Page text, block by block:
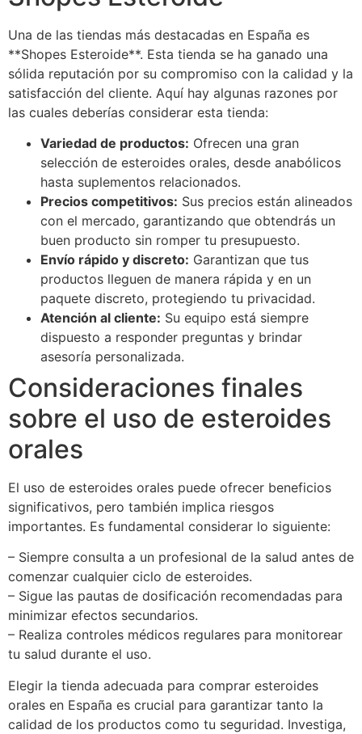
Una de las tiendas más destacadas en España es
**Shopes Esteroide**. Esta tienda se ha ganado una
sólida reputación por su compromiso con la calidad y la
satisfacción del cliente. Aquí hay algunas razones por
las cuales deberías considerar esta tienda:
Variedad de productos: Ofrecen una gran
selección de esteroides orales, desde anabólicos
hasta suplementos relacionados.
Precios competitivos: Sus precios están alineados
con el mercado, garantizando que obtendrás un
buen producto sin romper tu presupuesto.
Envío rápido y discreto: Garantizan que tus
productos lleguen de manera rápida y en un
paquete discreto, protegiendo tu privacidad.
Atención al cliente: Su equipo está siempre
dispuesto a responder preguntas y brindar
asesoría personalizada.
Consideraciones finales
sobre el uso de esteroides
orales
El uso de esteroides orales puede ofrecer beneficios
significativos, pero también implica riesgos
importantes. Es fundamental considerar lo siguiente:
– Siempre consulta a un profesional de la salud antes de
comenzar cualquier ciclo de esteroides.
– Sigue las pautas de dosificación recomendadas para
minimizar efectos secundarios.
– Realiza controles médicos regulares para monitorear
tu salud durante el uso.
Elegir la tienda adecuada para comprar esteroides
orales en España es crucial para garantizar tanto la
calidad de los productos como tu seguridad. Investiga,